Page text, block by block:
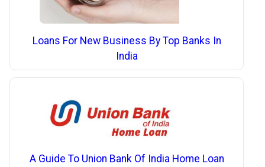
Loans For New Business By Top Banks In
India
A Guide To Union Bank Of India Home Loan